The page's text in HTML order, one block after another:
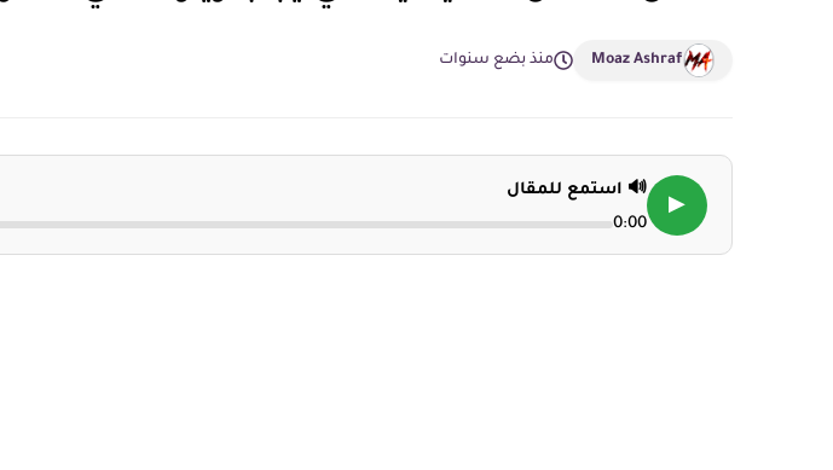
Moaz Ashraf منذ بضع سنوات
▶
🔊 استمع للمقال
0:00